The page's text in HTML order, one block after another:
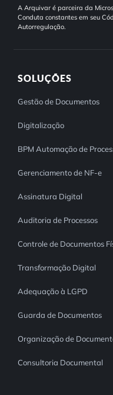
A Arquivar é parceira da
Conduta constantes em seu
Autorregulação.
SOLUÇÕES
Gestão de Documentos
Digitalização
BPM Automação de
Gerenciamento de NF-e
Assinatura Digital
Auditoria de Processos
Controle de Documentos
Transformação Digital
Adequação à LGPD
Guarda de Documentos
Organização de
Consultoria Documental